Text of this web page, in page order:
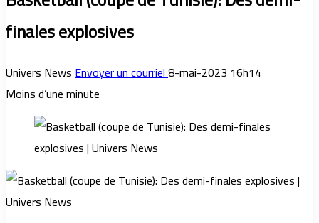
finales explosives
Univers NewsEnvoyer un courriel8-mai-2023 16h14
Moins d’une minute